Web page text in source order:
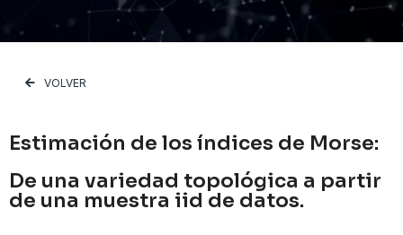
VOLVER
Estimación de los índices de Morse:
De una variedad topológica a partir
de una muestra iid de datos.